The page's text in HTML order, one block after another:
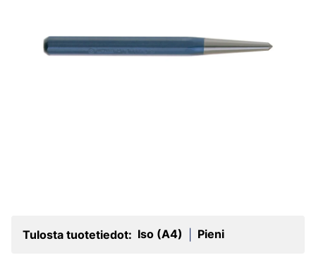
Tulosta tuotetiedot: Iso (A4) Pieni